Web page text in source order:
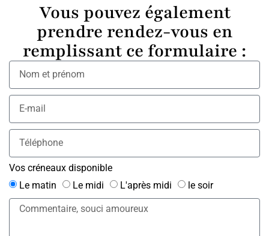
Vous pouvez également
prendre rendez-vous en
remplissant ce formulaire :
Vos créneaux disponible
Le matin
Le midi L'après midi le soir